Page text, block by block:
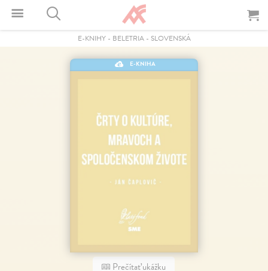
E-KNIHY- BELETRIA- SLOVENSKÁ
E-KNIHA
Prečítať ukážku